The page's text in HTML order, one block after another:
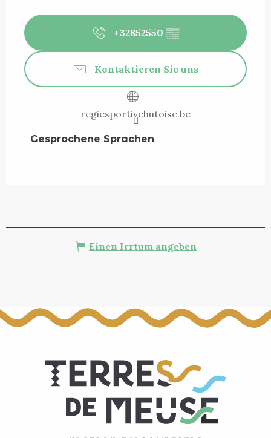
+32852550 ▒▒
Kontaktieren Sie uns
regiesportivehutoise.be
Gesprochene Sprachen
Gesprochene Sprachen
Einen Irrtum angeben